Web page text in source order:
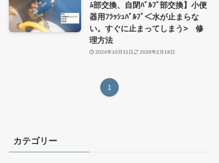
ﾑ部交換、自閉ﾊﾞﾙﾌﾞ部交換】小便
器用ﾌﾗｯｼｭﾊﾞﾙﾌﾞ＜水が止まらな
い。すぐに止まってしまう> 修
理方法
2024年10月31日 2026年2月18日
1
カテゴリー